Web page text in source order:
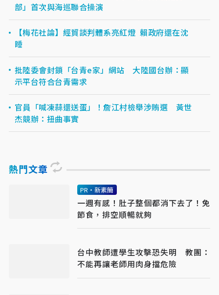
部」首次與海巡聯合操演
【梅花社論】經貿談判體系亮紅燈 賴政府還在沈
睡
批陸委會封鎖「台青e家」網站 大陸國台辦：顯
示平台符合台青需求
官員「喊凍蒜還送蛋」！詹江村檢舉涉賄選 黃世
杰競辦：扭曲事實
熱門文章
PR・新素簡
一週有感！肚子整個都消下去了！免
節食，排空順暢就夠
台中教師遭學生攻擊恐失明 教團：
不能再讓老師用肉身擋危險